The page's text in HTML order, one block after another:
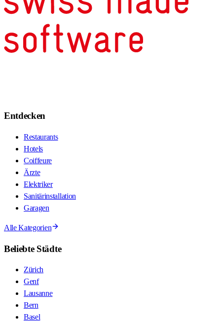
Entdecken
Restaurants
Hotels
Coiffeure
Ärzte
Elektriker
Sanitärinstallation
Garagen
Alle Kategorien
Beliebte Städte
Zürich
Genf
Lausanne
Bern
Basel